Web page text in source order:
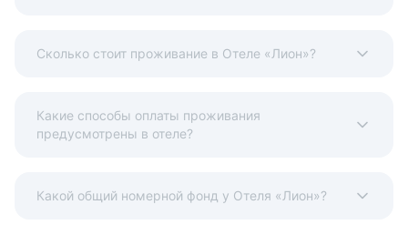
Сколько стоит проживание в Отеле «Лион»?
Какие способы оплаты проживания
предусмотрены в отеле?
Какой общий номерной фонд у Отеля «Лион»?